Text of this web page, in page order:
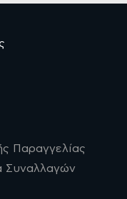
Παραγγελίας
Συναλλαγών